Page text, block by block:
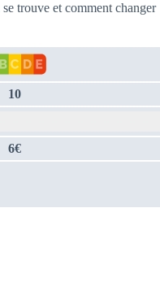
trouve et comment changer
10
6€